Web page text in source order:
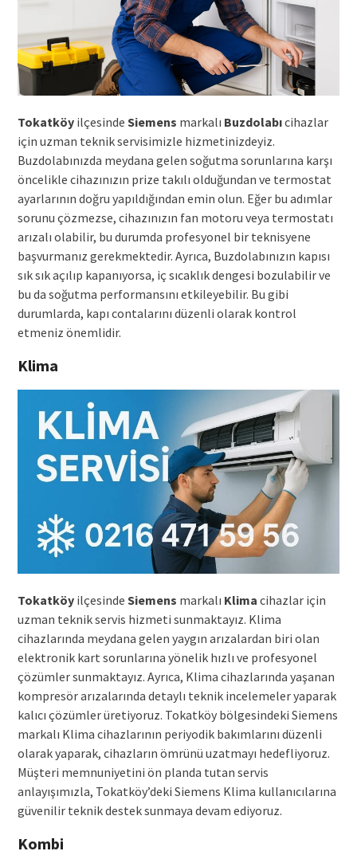
Tokatköyilçesinde Siemens markalı Buzdolabıcihazlar
için uzman teknik servisimizle hizmetinizdeyiz.
Buzdolabınızda meydana gelen soğutma sorunlarına karşı
öncelikle cihazınızın prize takılı olduğundan ve termostat
ayarlarının doğru yapıldığından emin olun. Eğer bu adımlar
sorunu çözmezse, cihazınızın fan motoru veya termostatı
arızalı olabilir, bu durumda profesyonel bir teknisyene
başvurmanız gerekmektedir. Ayrıca, Buzdolabınızın kapısı
sık sık açılıp kapanıyorsa, iç sıcaklık dengesi bozulabilir ve
bu da soğutma performansını etkileyebilir. Bu gibi
durumlarda, kapı contalarını düzenli olarak kontrol
etmeniz önemlidir.
Klima
Tokatköyilçesinde Siemens markalı Klima cihazlar için
uzman teknik servis hizmeti sunmaktayız. Klima
cihazlarında meydana gelen yaygın arızalardan biri olan
elektronik kart sorunlarına yönelik hızlı ve profesyonel
çözümler sunmaktayız. Ayrıca, Klima cihazlarında yaşanan
kompresör arızalarında detaylı teknik incelemeler yaparak
kalıcı çözümler üretiyoruz. Tokatköy bölgesindeki Siemens
markalı Klima cihazlarının periyodik bakımlarını düzenli
olarak yaparak, cihazların ömrünü uzatmayı hedefliyoruz.
Müşteri memnuniyetini ön planda tutan servis
anlayışımızla, Tokatköy’deki Siemens Klima kullanıcılarına
güvenilir teknik destek sunmaya devam ediyoruz.
Kombi